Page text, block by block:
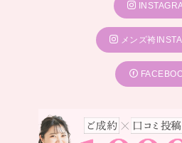
メンズ袴